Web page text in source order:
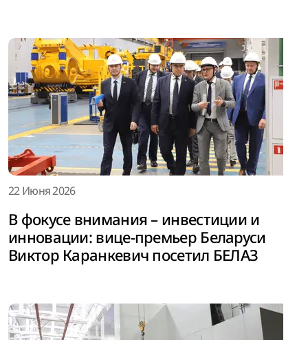
22 Июня 2026
В фокусе внимания – инвестиции и
инновации: вице-премьер Беларуси
Виктор Каранкевич посетил БЕЛАЗ